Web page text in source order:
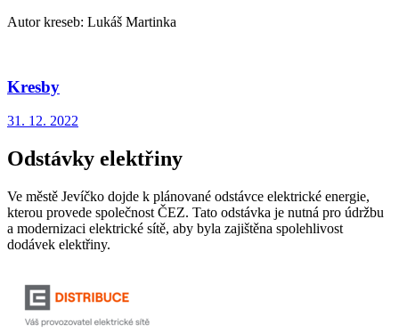
Autor kreseb: Lukáš Martinka
Kresby
31. 12. 2022
Odstávky elektřiny
Ve městě Jevíčko dojde k plánované odstávce elektrické energie,
kterou provede společnost ČEZ. Tato odstávka je nutná pro údržbu
a modernizaci elektrické sítě, aby byla zajištěna spolehlivost
dodávek elektřiny.